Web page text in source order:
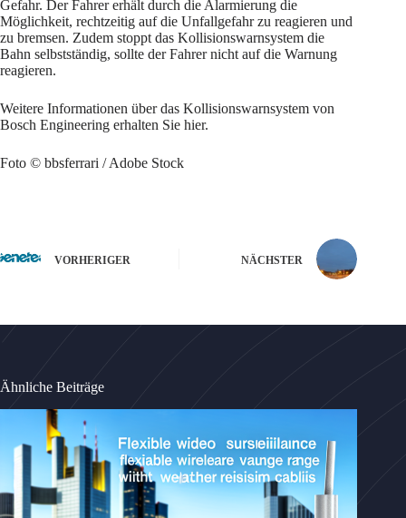
Gefahr. Der Fahrer erhält durch die Alarmierung die
Möglichkeit, rechtzeitig auf die Unfallgefahr zu reagieren und
zu bremsen. Zudem stoppt das Kollisionswarnsystem die
Bahn selbstständig, sollte der Fahrer nicht auf die Warnung
reagieren.
Weitere Informationen über das Kollisionswarnsystem von
Bosch Engineering erhalten Sie hier.
Foto © bbsferrari / Adobe Stock
VORHERIGER NÄCHSTER
Ähnliche Beiträge